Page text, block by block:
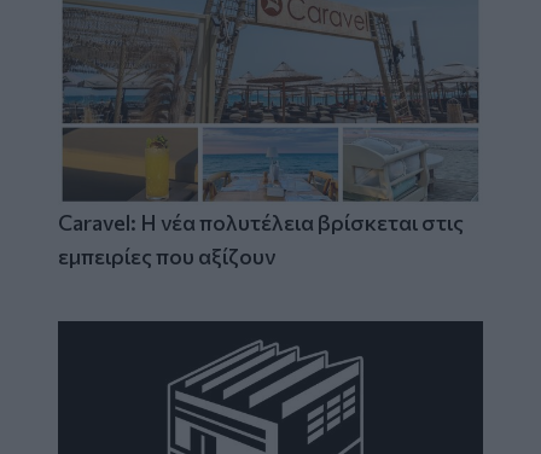
Caravel: Η νέα πολυτέλεια βρίσκεται στις
εμπειρίες που αξίζουν